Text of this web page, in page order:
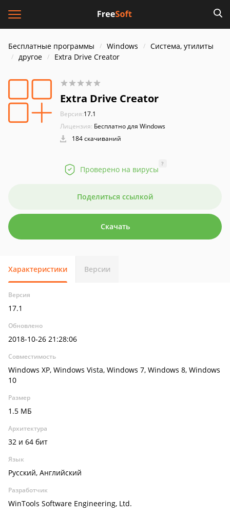
Бесплатные программы Windows
Система, утилиты
другое
Extra Drive Creator
Extra Drive Creator
Версия:17.1
Лицензия: Бесплатно для Windows
184 скачиваний
Проверено на вирусы
?
Поделиться ссылкой
Скачать
Характеристики Версии
Версия
17.1
Обновлено
2018-10-26 21:28:06
Совместимость
Windows XP, Windows Vista, Windows 7, Windows 8, Windows
10
Размер
1.5 МБ
Архитектура
32 и 64 бит
Язык
Русский, Английский
Разработчик
WinTools Software Engineering, Ltd.